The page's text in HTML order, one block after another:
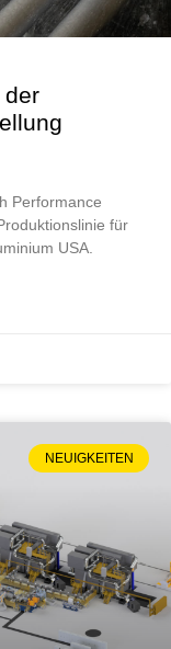
der
Performance
für
USA.
NEUIGKEITEN